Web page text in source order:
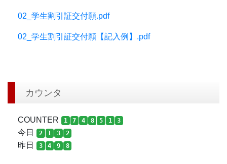
02_学生割引証交付願.pdf
02_学生割引証交付願【記入例】.pdf
カウンタ
COUNTER 1 7 4 8 5 1 3
今日 2 1 3 2
昨日 3 4 9 8